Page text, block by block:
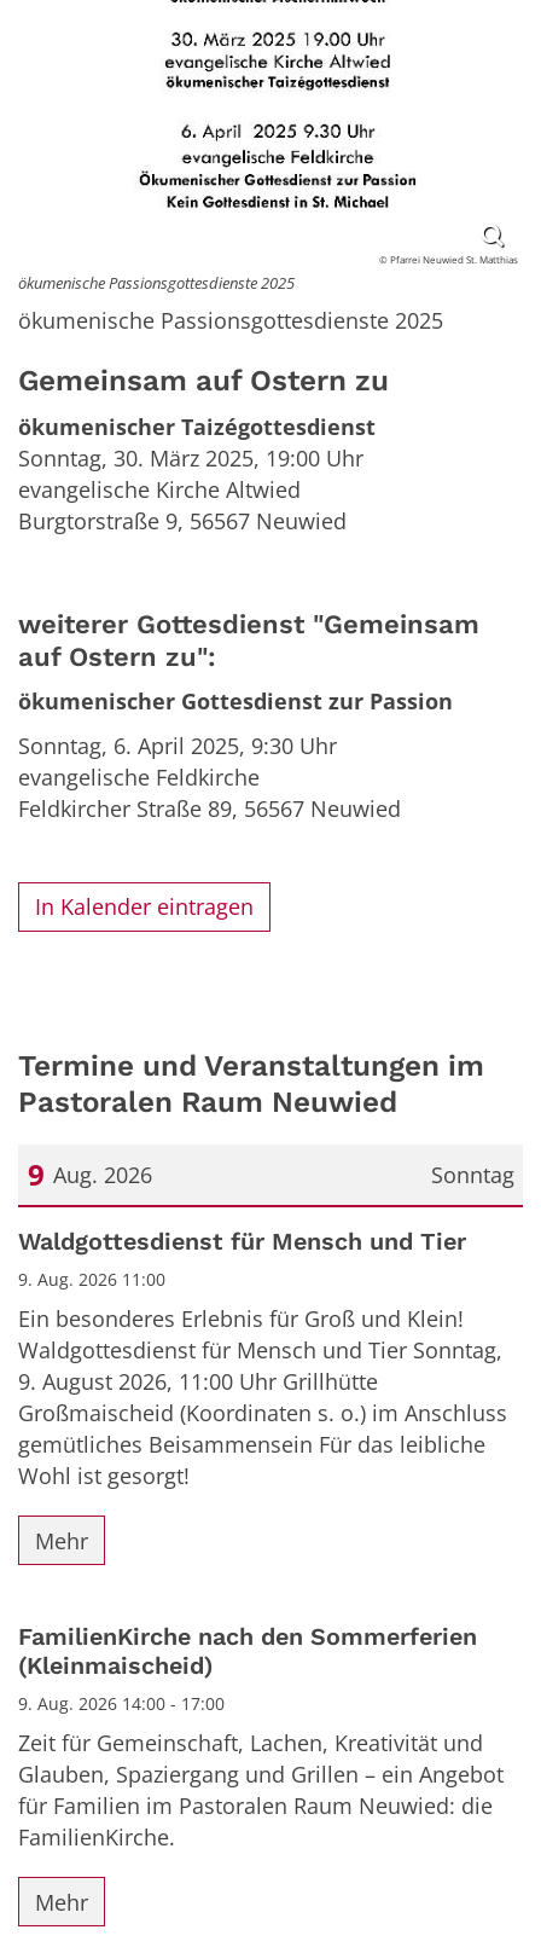
© Pfarrei Neuwied St. Matthias
ökumenische Passionsgottesdienste 2025
ökumenische Passionsgottesdienste 2025
Gemeinsam auf Ostern zu
ökumenischer Taizégottesdienst
Sonntag, 30. März 2025, 19:00 Uhr
evangelische Kirche Altwied
Burgtorstraße 9, 56567 Neuwied
weiterer Gottesdienst "Gemeinsam
auf Ostern zu":
ökumenischer Gottesdienst zur Passion
Sonntag, 6. April 2025, 9:30 Uhr
evangelische Feldkirche
Feldkircher Straße 89, 56567 Neuwied
In Kalender eintragen
Termine und Veranstaltungen im
Pastoralen Raum Neuwied
Sonntag
9 Aug. 2026
Datum: 9. August 2026
Waldgottesdienst für Mensch und Tier
9. Aug. 2026 11:00
Ein besonderes Erlebnis für Groß und Klein!
Waldgottesdienst für Mensch und Tier Sonntag,
9. August 2026, 11:00 Uhr Grillhütte
Großmaischeid (Koordinaten s. o.) im Anschluss
gemütliches Beisammensein Für das leibliche
Wohl ist gesorgt!
Mehr
FamilienKirche nach den Sommerferien
(Kleinmaischeid)
9. Aug. 2026 14:00 - 17:00
Zeit für Gemeinschaft, Lachen, Kreativität und
Glauben, Spaziergang und Grillen – ein Angebot
für Familien im Pastoralen Raum Neuwied: die
FamilienKirche.
Mehr